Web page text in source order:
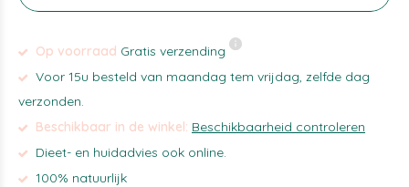
Op voorraad Gratis verzending
Voor 15u besteld van maandag tem vrijdag, zelfde dag
verzonden.
Beschikbaar in de winkel: Beschikbaarheid controleren
Dieet- en huidadvies ook online.
100% natuurlijk